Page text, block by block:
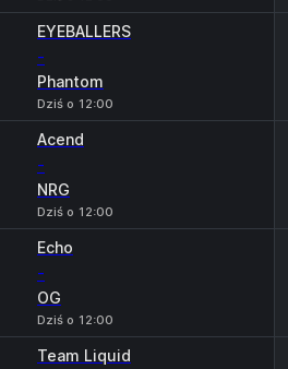
EYEBALLERS
-
Phantom
Dziś o 12:00
Acend
-
NRG
Dziś o 12:00
Echo
-
OG
Dziś o 12:00
Team Liquid